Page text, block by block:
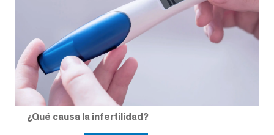
¿Qué causa la infertilidad?